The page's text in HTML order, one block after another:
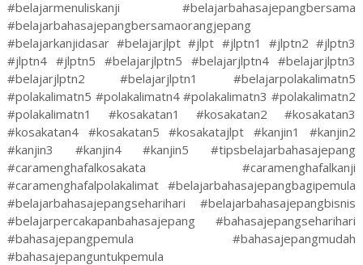
#belajarmenuliskanji #belajarbahasajepangbersama
#belajarbahasajepangbersamaorangjepang
#belajarkanjidasar #belajarjlpt #jlpt #jlptn1 #jlptn2 #jlptn3
#jlptn4 #jlptn5 #belajarjlptn5 #belajarjlptn4 #belajarjlptn3
#belajarjlptn2 #belajarjlptn1 #belajarpolakalimatn5
#polakalimatn5 #polakalimatn4 #polakalimatn3 #polakalimatn2
#polakalimatn1 #kosakatan1 #kosakatan2 #kosakatan3
#kosakatan4 #kosakatan5 #kosakatajlpt #kanjin1 #kanjin2
#kanjin3 #kanjin4 #kanjin5 #tipsbelajarbahasajepang
#caramenghafalkosakata #caramenghafalkanji
#caramenghafalpolakalimat #belajarbahasajepangbagipemula
#belajarbahasajepangseharihari #belajarbahasajepangbisnis
#belajarpercakapanbahasajepang #bahasajepangseharihari
#bahasajepangpemula #bahasajepangmudah
#bahasajepanguntukpemula